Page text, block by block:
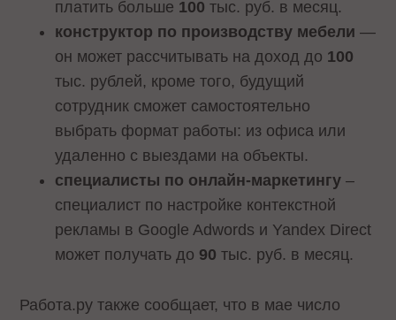
платить больше 100 тыс. руб. в месяц.
конструктор по производству мебели —
он может рассчитывать на доход до 100
тыс. рублей, кроме того, будущий
сотрудник сможет самостоятельно
выбрать формат работы: из офиса или
удаленно с выездами на объекты.
специалисты по онлайн-маркетингу –
специалист по настройке контекстной
рекламы в Google Adwords и Yandex Direct
может получать до 90 тыс. руб. в месяц.
Работа.ру также сообщает, что в мае число